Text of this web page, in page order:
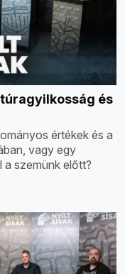
és
értékek és a
vagy egy
a szemünk előtt?